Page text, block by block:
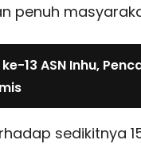
penuh
13 ASN Inhu,
sedikitnya